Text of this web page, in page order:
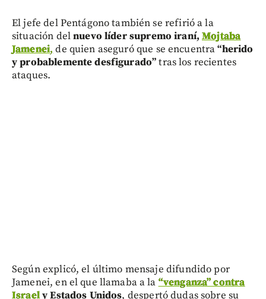
El jefe del Pentágono también se refirió a la
situación delnuevo líder supremo iraní,Mojtaba
Jamenei, de quien aseguró que se encuentra“herido
y probablemente desfigurado”tras los recientes
ataques.
Según explicó, el último mensaje difundido por
Jamenei, en el que llamaba a la “venganza” contra
Israely Estados Unidos, despertó dudas sobre su